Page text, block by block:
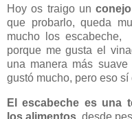
Hoy os traigo un
que probarlo, queda
mucho los
porque me gusta el
una manera más
gustó mucho, pero eso
El escabeche es una
los alimentos, desde